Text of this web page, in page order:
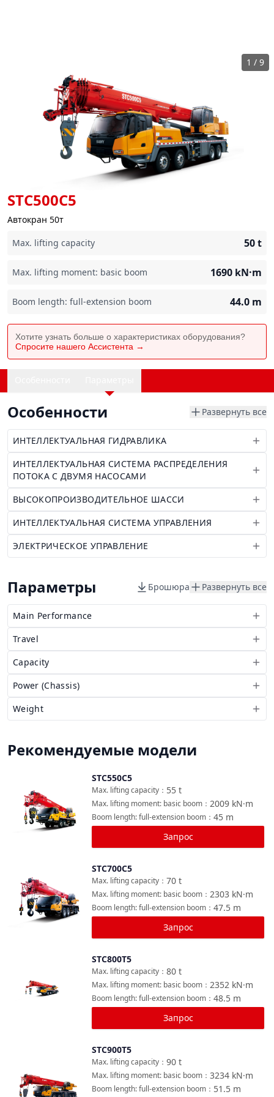
STC500C5
Автокран 50т
Max. lifting capacity
50t
Max. lifting moment: basic boom 1690 kN·m
Boom length: full-extension boom 44.0 m
Хотите узнать больше о характеристиках оборудования?
Спросите нашего Ассистента →
1 / 9
Особенности Развернуть все
ИНТЕЛЛЕКТУАЛЬНАЯ ГИДРАВЛИКА
ИНТЕЛЛЕКТУАЛЬНАЯ СИСТЕМА РАСПРЕДЕЛЕНИЯ
ПОТОКА С ДВУМЯ НАСОСАМИ
ВЫСОКОПРОИЗВОДИТЕЛЬНОЕ ШАССИ
ИНТЕЛЛЕКТУАЛЬНАЯ СИСТЕМА УПРАВЛЕНИЯ
ЭЛЕКТРИЧЕСКОЕ УПРАВЛЕНИЕ
Параметры Брошюра Развернуть все
Main Performance
Travel
Capacity
Power (Chassis)
Weight
Рекомендуемые модели
STC550C5
55 t
Max. lifting capacity ：
2009 kN·m
Max. lifting moment: basic boom ：
45 m
Boom length: full-extension boom ：
Запрос
STC700C5
70 t
Max. lifting capacity ：
2303 kN·m
Max. lifting moment: basic boom ：
47.5 m
Boom length: full-extension boom ：
Запрос
STC800T5
80 t
Max. lifting capacity ：
2352 kN·m
Max. lifting moment: basic boom ：
48.5 m
Boom length: full-extension boom ：
Запрос
STC900T5
90 t
Max. lifting capacity ：
3234 kN·m
Max. lifting moment: basic boom ：
51.5 m
Boom length: full-extension boom ：